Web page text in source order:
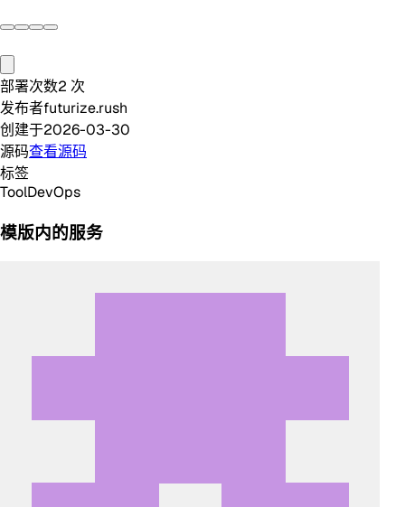
部署次数2 次
发布者futurize.rush
创建于2026-03-30
源码查看源码
标签
ToolDevOps
模版内的服务